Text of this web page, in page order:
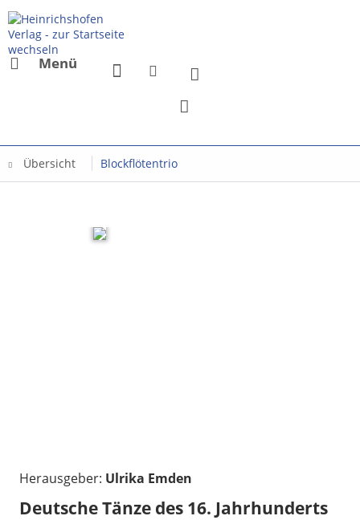
Menü
Übersicht Blockflötentrio
Herausgeber: Ulrika Emden
Deutsche Tänze des 16. Jahrhunderts